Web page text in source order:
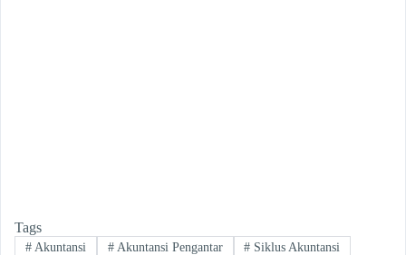
Tags
#Akuntansi #Akuntansi Pengantar # Siklus Akuntansi